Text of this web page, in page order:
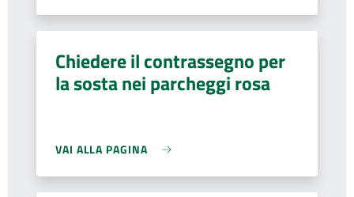
Chiedere il contrassegno per
la sosta nei parcheggi rosa
VAI ALLA PAGINA